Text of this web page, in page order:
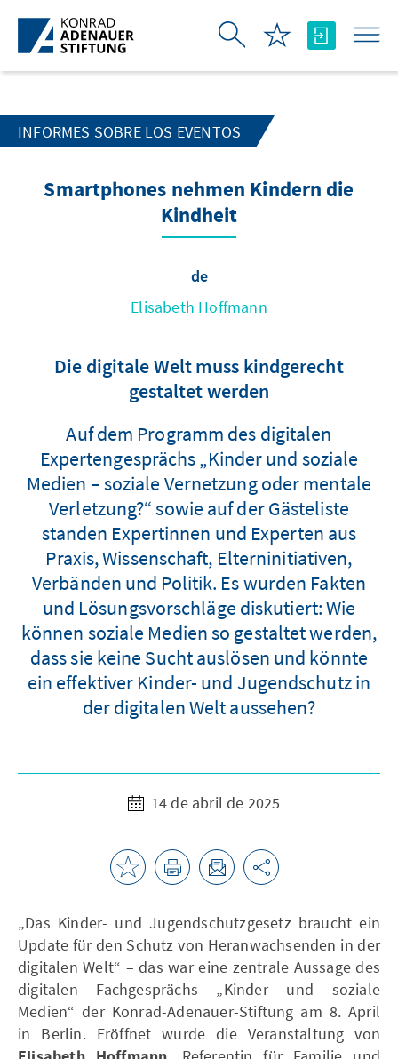
Saltar al contenido principal
INFORMES SOBRE LOS EVENTOS
Smartphones nehmen Kindern die
Kindheit
de
Elisabeth Hoffmann
Die digitale Welt muss kindgerecht
gestaltet werden
Auf dem Programm des digitalen
Expertengesprächs „Kinder und soziale
Medien – soziale Vernetzung oder mentale
Verletzung?“ sowie auf der Gästeliste
standen Expertinnen und Experten aus
Praxis, Wissenschaft, Elterninitiativen,
Verbänden und Politik. Es wurden Fakten
und Lösungsvorschläge diskutiert: Wie
können soziale Medien so gestaltet werden,
dass sie keine Sucht auslösen und könnte
ein effektiver Kinder- und Jugendschutz in
der digitalen Welt aussehen?
14 de abril de 2025
„Das Kinder- und Jugendschutzgesetz braucht ein
Update für den Schutz von Heranwachsenden in der
digitalen Welt“ – das war eine zentrale Aussage des
digitalen Fachgesprächs „Kinder und soziale
Medien“ der Konrad-Adenauer-Stiftung am 8. April
in Berlin. Eröffnet wurde die Veranstaltung von